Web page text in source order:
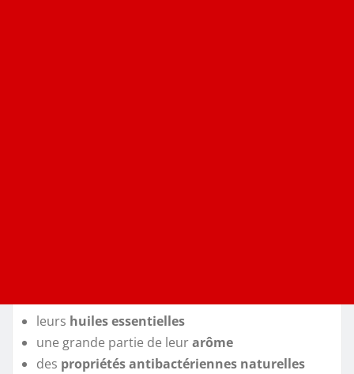
leurs huiles essentielles
une grande partie de leurarôme
des propriétés antibactériennes naturelles